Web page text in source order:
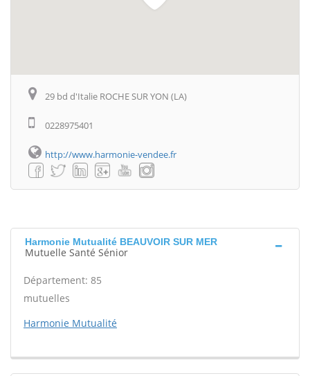
29 bd d'Italie ROCHE SUR YON (LA)
0228975401
http://www.harmonie-vendee.fr
Harmonie Mutualité BEAUVOIR SUR MER
Mutuelle Santé Sénior
Département: 85
mutuelles
Harmonie Mutualité